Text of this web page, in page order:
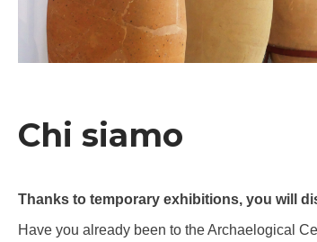
Chi siamo
Thanks to temporary exhibitions, you will
Have you already been to the Archaelogical